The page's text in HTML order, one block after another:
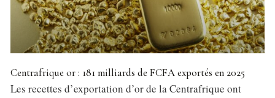
Centrafrique or : 181 milliards de FCFA exportés en 2025
Les recettes d’exportation d’or de la Centrafrique ont